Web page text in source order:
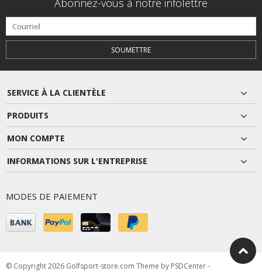
Abonnez-vous à notre infolettre
SOUMETTRE
SERVICE À LA CLIENTÈLE
PRODUITS
MON COMPTE
INFORMATIONS SUR L'ENTREPRISE
MODES DE PAIEMENT
© Copyright 2026 Golfsport-store.com Theme by PSDCenter-